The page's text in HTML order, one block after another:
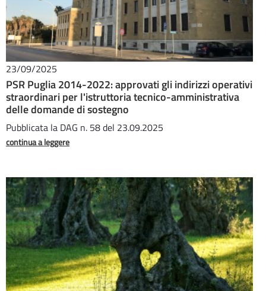
23/09/2025
PSR Puglia 2014-2022: approvati gli indirizzi operativi
straordinari per l'istruttoria tecnico-amministrativa
delle domande di sostegno
Pubblicata la DAG n. 58 del 23.09.2025
continua a leggere